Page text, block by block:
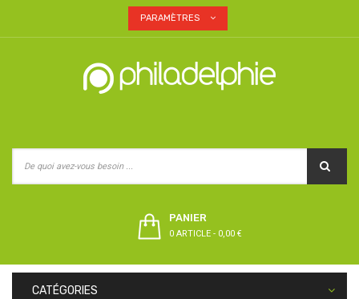
PARAMÈTRES
PANIER
0 ARTICLE - 0,00 €
CATÉGORIES